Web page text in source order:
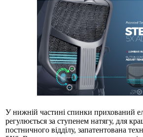
У нижній частині спинки прихований
регулюється за ступенем натягу, для
постничного відділу, запатентована